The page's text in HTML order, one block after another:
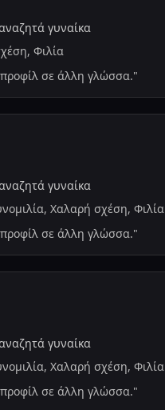
γυναίκα
Φιλία
προφίλ σε άλλη γλώσσα."
γυναίκα
Χαλαρή σχέση, Φιλία
προφίλ σε άλλη γλώσσα."
γυναίκα
Χαλαρή σχέση, Φιλία
προφίλ σε άλλη γλώσσα."